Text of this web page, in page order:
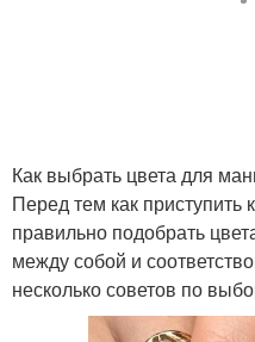
Как выбрать цвета для
Перед тем как
правильно подобрать
между собой и
несколько советов по